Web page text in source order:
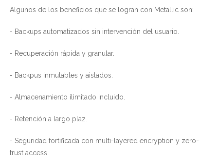
Algunos de los beneficios que se logran con Metallic son:
- Backups automatizados sin intervención del usuario.
- Recuperación rápida y granular.
- Backpus inmutables y aislados.
- Almacenamiento ilimitado incluido.
- Retención a largo plaz.
- Seguridad fortificada con multi-layered encryption y zero-
trust access.